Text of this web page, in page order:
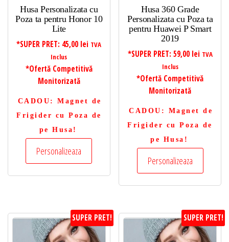
Husa Personalizata cu
Poza ta pentru Honor 10
Lite
*SUPER PRET: 45,00 lei TVA
Inclus
*Ofertă Competitivă
Monitorizată
CADOU : Magnet de
Frigider cu Poza de
pe Husa!
Personalizeaza
Husa 360 Grade
Personalizata cu Poza ta
pentru Huawei P Smart
2019
*SUPER PRET: 59,00 lei TVA
Inclus
*Ofertă Competitivă
Monitorizată
CADOU : Magnet de
Frigider cu Poza de
pe Husa!
Personalizeaza
SUPER PRET! SUPER PRET!